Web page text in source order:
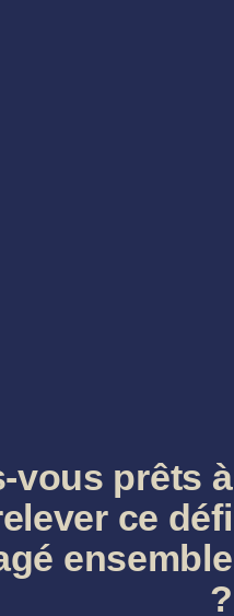
vous prêts à
ce défi
ensemble
?